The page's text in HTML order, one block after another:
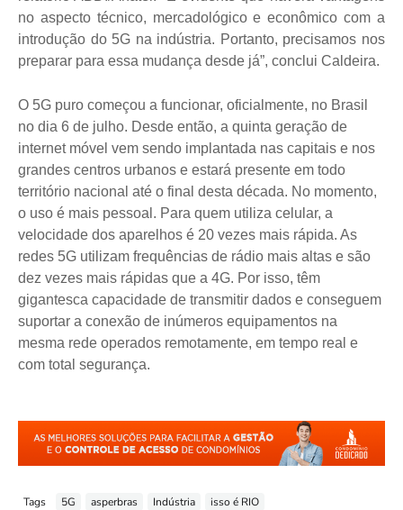
no aspecto técnico, mercadológico e econômico com a
introdução do 5G na indústria. Portanto, precisamos nos
preparar para essa mudança desde já”, conclui Caldeira.
O 5G puro começou a funcionar, oficialmente, no Brasil
no dia 6 de julho. Desde então, a quinta geração de
internet móvel vem sendo implantada nas capitais e nos
grandes centros urbanos e estará presente em todo
território nacional até o final desta década. No momento,
o uso é mais pessoal. Para quem utiliza celular, a
velocidade dos aparelhos é 20 vezes mais rápida. As
redes 5G utilizam frequências de rádio mais altas e são
dez vezes mais rápidas que a 4G. Por isso, têm
gigantesca capacidade de transmitir dados e conseguem
suportar a conexão de inúmeros equipamentos na
mesma rede operados remotamente, em tempo real e
com total segurança.
Tags 5G asperbras Indústria
isso é RIO